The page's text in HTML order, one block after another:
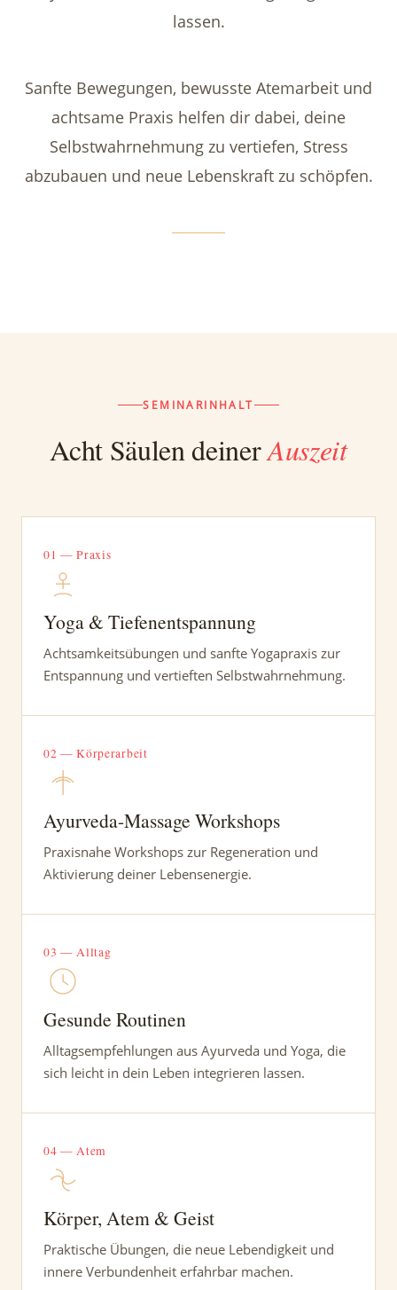
lassen.
Sanfte Bewegungen, bewusste Atemarbeit und
achtsame Praxis helfen dir dabei, deine
Selbstwahrnehmung zu vertiefen, Stress
abzubauen und neue Lebenskraft zu schöpfen.
SEMINARINHALT
Acht Säulen deinerAuszeit
01 — Praxis
Yoga & Tiefenentspannung
Achtsamkeitsübungen und sanfte Yogapraxis zur
Entspannung und vertieften Selbstwahrnehmung.
02 — Körperarbeit
Ayurveda-Massage Workshops
Praxisnahe Workshops zur Regeneration und
Aktivierung deiner Lebensenergie.
03 — Alltag
Gesunde Routinen
Alltagsempfehlungen aus Ayurveda und Yoga, die
sich leicht in dein Leben integrieren lassen.
04 — Atem
Körper, Atem & Geist
Praktische Übungen, die neue Lebendigkeit und
innere Verbundenheit erfahrbar machen.